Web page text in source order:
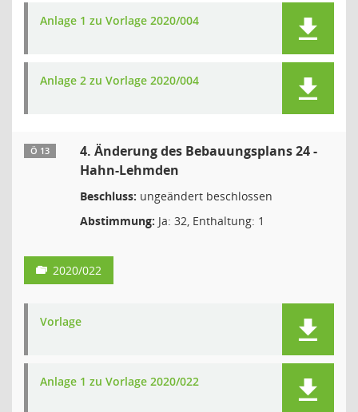
Anlage 1 zu Vorlage 2020/004
Anlage 2 zu Vorlage 2020/004
Ö 13
4. Änderung des Bebauungsplans 24 -
Hahn-Lehmden
Beschluss: ungeändert beschlossen
Abstimmung: Ja: 32, Enthaltung: 1
2020/022
Vorlage
Anlage 1 zu Vorlage 2020/022